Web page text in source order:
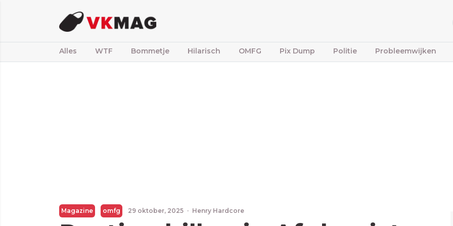
Alles WTF Bommetje Hilarisch OMFG Pix Dump Politie Probleemwijken
Magazine omfg 29 oktober, 2025 · Henry Hardcore